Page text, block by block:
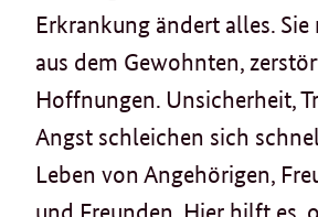
Erkrankung ändert alles. Sie
aus dem Gewohnten,
Hoffnungen. Unsicherheit,
Angst schleichen sich
Leben von Angehörigen,